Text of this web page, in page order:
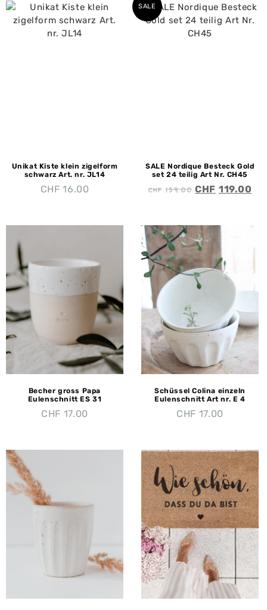
Unikat Kiste klein zigelform
schwarz Art. nr. JL14
CHF 16.00
SALE
SALE Nordique Besteck Gold
set 24 teilig Art Nr. CH45
CHF139.00 CHF 119.00
Becher gross Papa
Eulenschnitt ES 31
CHF 17.00
Schüssel Colina einzeln
Eulenschnitt Art nr. E 4
CHF 17.00